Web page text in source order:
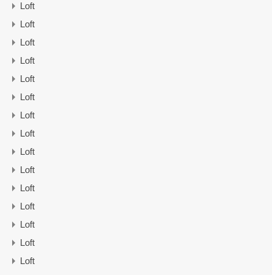
Loft
Loft
Loft
Loft
Loft
Loft
Loft
Loft
Loft
Loft
Loft
Loft
Loft
Loft
Loft